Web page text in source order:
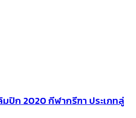
ปิก 2020 กีฬากรีฑา ประเภทลู่